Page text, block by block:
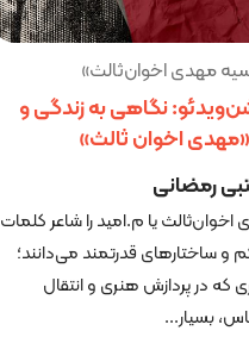
مهدی اخوان‌ثالث»
نگاهی به زندگی و
«مهدی اخوان ثالث»
رمضانی
اخوان‌ثالث یا م.امید را شاعر کلمات
و ساختارهای قدرتمند می‌دانند؛
که در پردازش هنری و انتقال
بسیار...